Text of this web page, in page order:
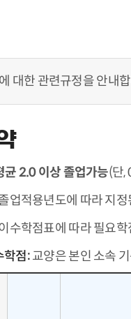
대한 관련규정을 안내
균 2.0 이상 졸업가능(단,
업적용년도에 따라 지
수학점표에 따라 필요학
학점:교양은 본인 소속